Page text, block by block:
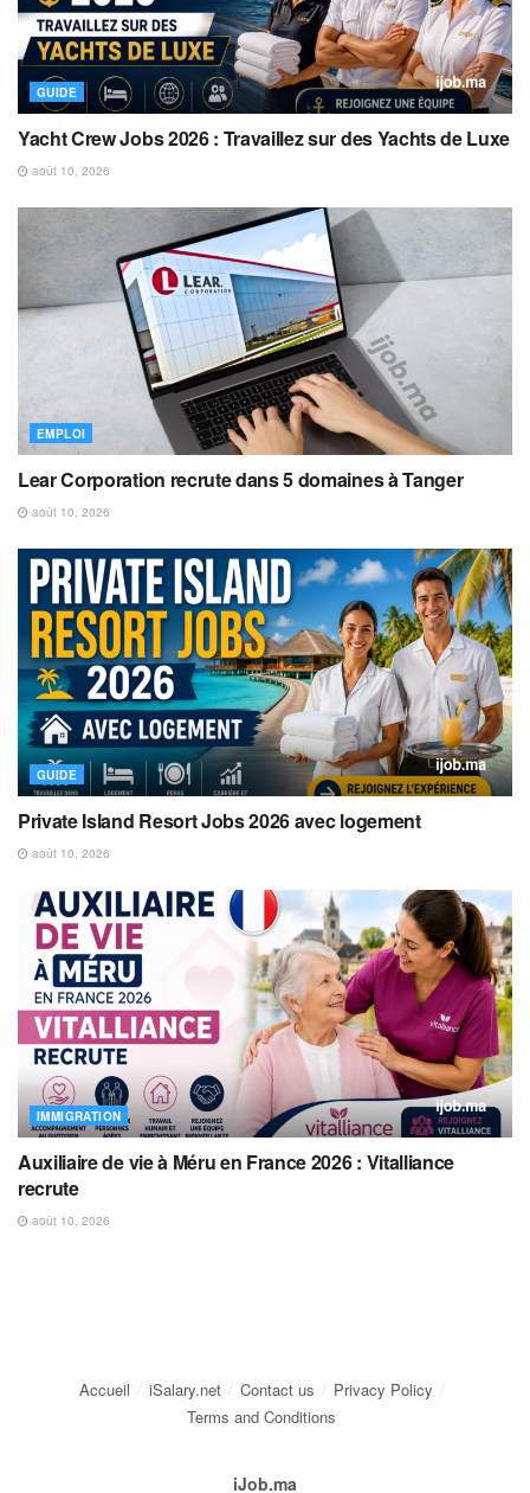
GUIDE
Yacht Crew Jobs 2026 : Travaillez sur des Yachts de Luxe
août 10, 2026
EMPLOI
Lear Corporation recrute dans 5 domaines à Tanger
août 10, 2026
GUIDE
Private Island Resort Jobs 2026 avec logement
août 10, 2026
IMMIGRATION
Auxiliaire de vie à Méru en France 2026 : Vitalliance
recrute
août 10, 2026
Accueil iSalary.net Contact us
Privacy Policy
Terms and Conditions
iJob.ma